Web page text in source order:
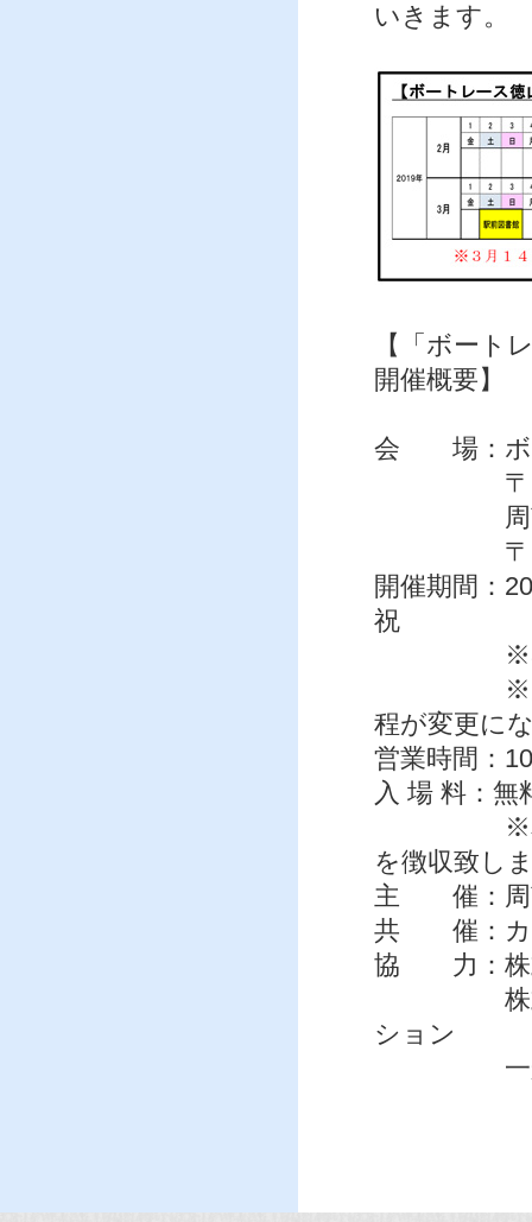
いきます。
【「ボート
開催概要】
会 場：ボ
〒745-
周南市
〒745-
開催期間：
祝
※3月21
※天候及
程が変更に
営業時間：
入 場 料：無
※本場レ
を徴収致し
主 催：周南
共 催：カ
協 力：株
株式会社
ション
一般財